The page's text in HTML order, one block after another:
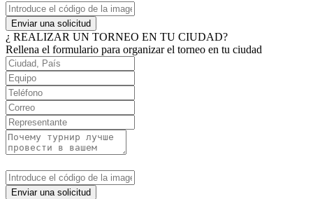
Enviar una solicitud
¿ REALIZAR UN TORNEO EN TU CIUDAD?
Rellena el formulario para organizar el torneo en tu ciudad
Enviar una solicitud